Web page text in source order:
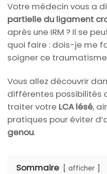
Votre médecin vous a
partielle du ligament
après une IRM ? Il se
quoi faire : dois-je me
soigner ce
Vous allez découvrir
différentes possibilités
traiter votre LCA lésé,
pratiques pour éviter
genou.
Sommaire afficher